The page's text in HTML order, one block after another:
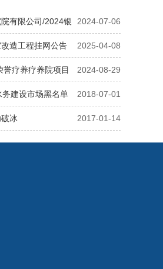
2024-07-06
有限公司/2024银
2025-04-08
造工程挂网公告
2024-08-29
疗养疗养院项目
2018-07-01
务建设市场黑名单
2017-01-14
冰